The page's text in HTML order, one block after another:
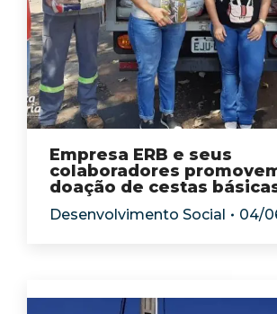
Empresa ERB e seus
colaboradores
doação de cestas
Desenvolvimento Social 04/